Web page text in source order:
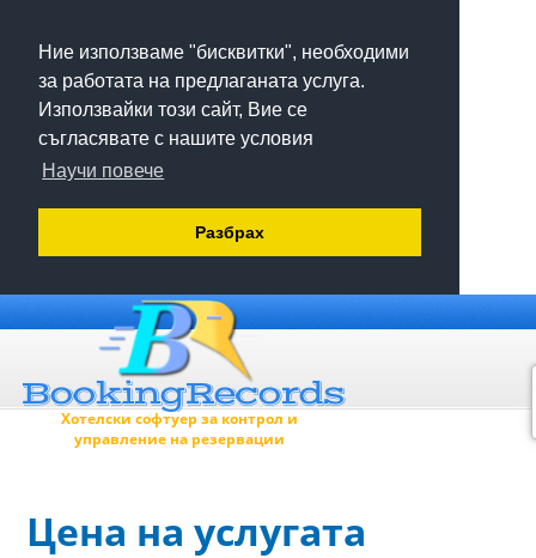
Ние използваме "бисквитки", необходими
за работата на предлаганата услуга.
Използвайки този сайт, Вие се
съгласявате с нашите условия
Научи повече
Разбрах
Хотелски софтуер за контрол и
управление на резервации
Цена на услугата